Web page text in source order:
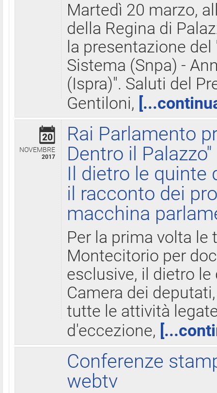
Martedì 20 marzo,
della Regina di
la presentazione
Sistema (Snpa) -
(Ispra)". Saluti del
Gentiloni,
20
NOVEMBRE
2017
Rai Parlamento
Dentro il Palazzo"
Il dietro le quinte
il racconto dei
macchina
Per la prima volta le
Montecitorio per
esclusive, il dietro
Camera dei
tutte le attività
d'eccezione,
Conferenze
webtv